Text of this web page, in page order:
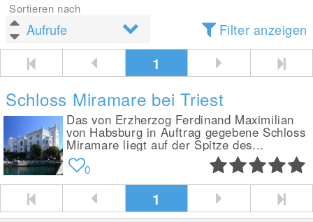
Sortieren nach
Filter anzeigen
1
Schloss Miramare bei Triest
Das von Erzherzog Ferdinand Maximilian
von Habsburg in Auftrag gegebene Schloss
Miramare liegt auf der Spitze des...
0
1